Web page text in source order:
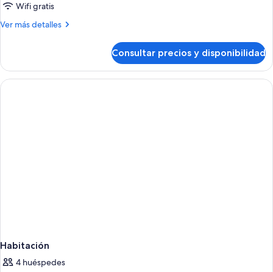
Wifi gratis
Ver más detalles
Más
Consultar precios y disponibilidad
Habitación
4 huéspedes